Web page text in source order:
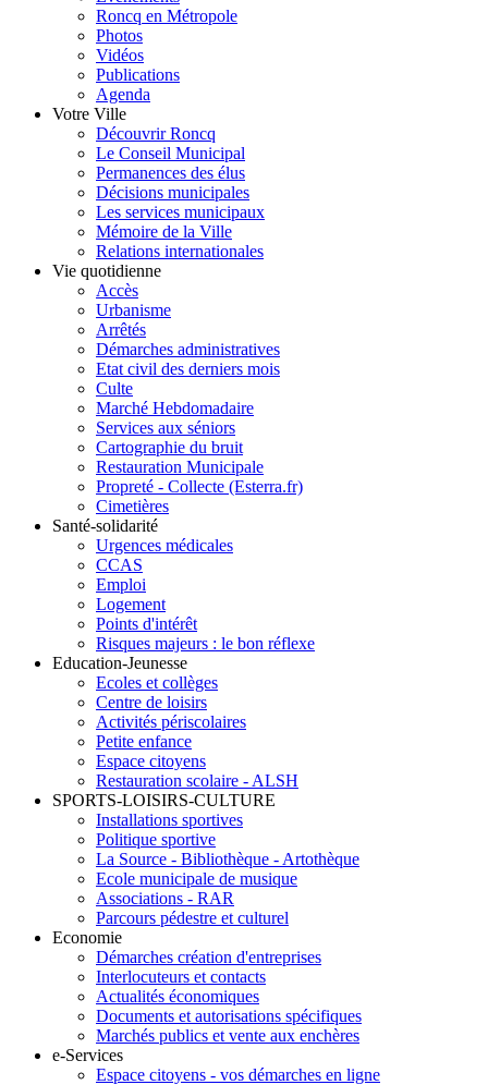
Roncq en Métropole
Photos
Vidéos
Publications
Agenda
Votre Ville
Découvrir Roncq
Le Conseil Municipal
Permanences des élus
Décisions municipales
Les services municipaux
Mémoire de la Ville
Relations internationales
Vie quotidienne
Accès
Urbanisme
Arrêtés
Démarches administratives
Etat civil des derniers mois
Culte
Marché Hebdomadaire
Services aux séniors
Cartographie du bruit
Restauration Municipale
Propreté - Collecte (Esterra.fr)
Cimetières
Santé-solidarité
Urgences médicales
CCAS
Emploi
Logement
Points d'intérêt
Risques majeurs : le bon réflexe
Education-Jeunesse
Ecoles et collèges
Centre de loisirs
Activités périscolaires
Petite enfance
Espace citoyens
Restauration scolaire - ALSH
SPORTS-LOISIRS-CULTURE
Installations sportives
Politique sportive
La Source - Bibliothèque - Artothèque
Ecole municipale de musique
Associations - RAR
Parcours pédestre et culturel
Economie
Démarches création d'entreprises
Interlocuteurs et contacts
Actualités économiques
Documents et autorisations spécifiques
Marchés publics et vente aux enchères
e-Services
Espace citoyens - vos démarches en ligne